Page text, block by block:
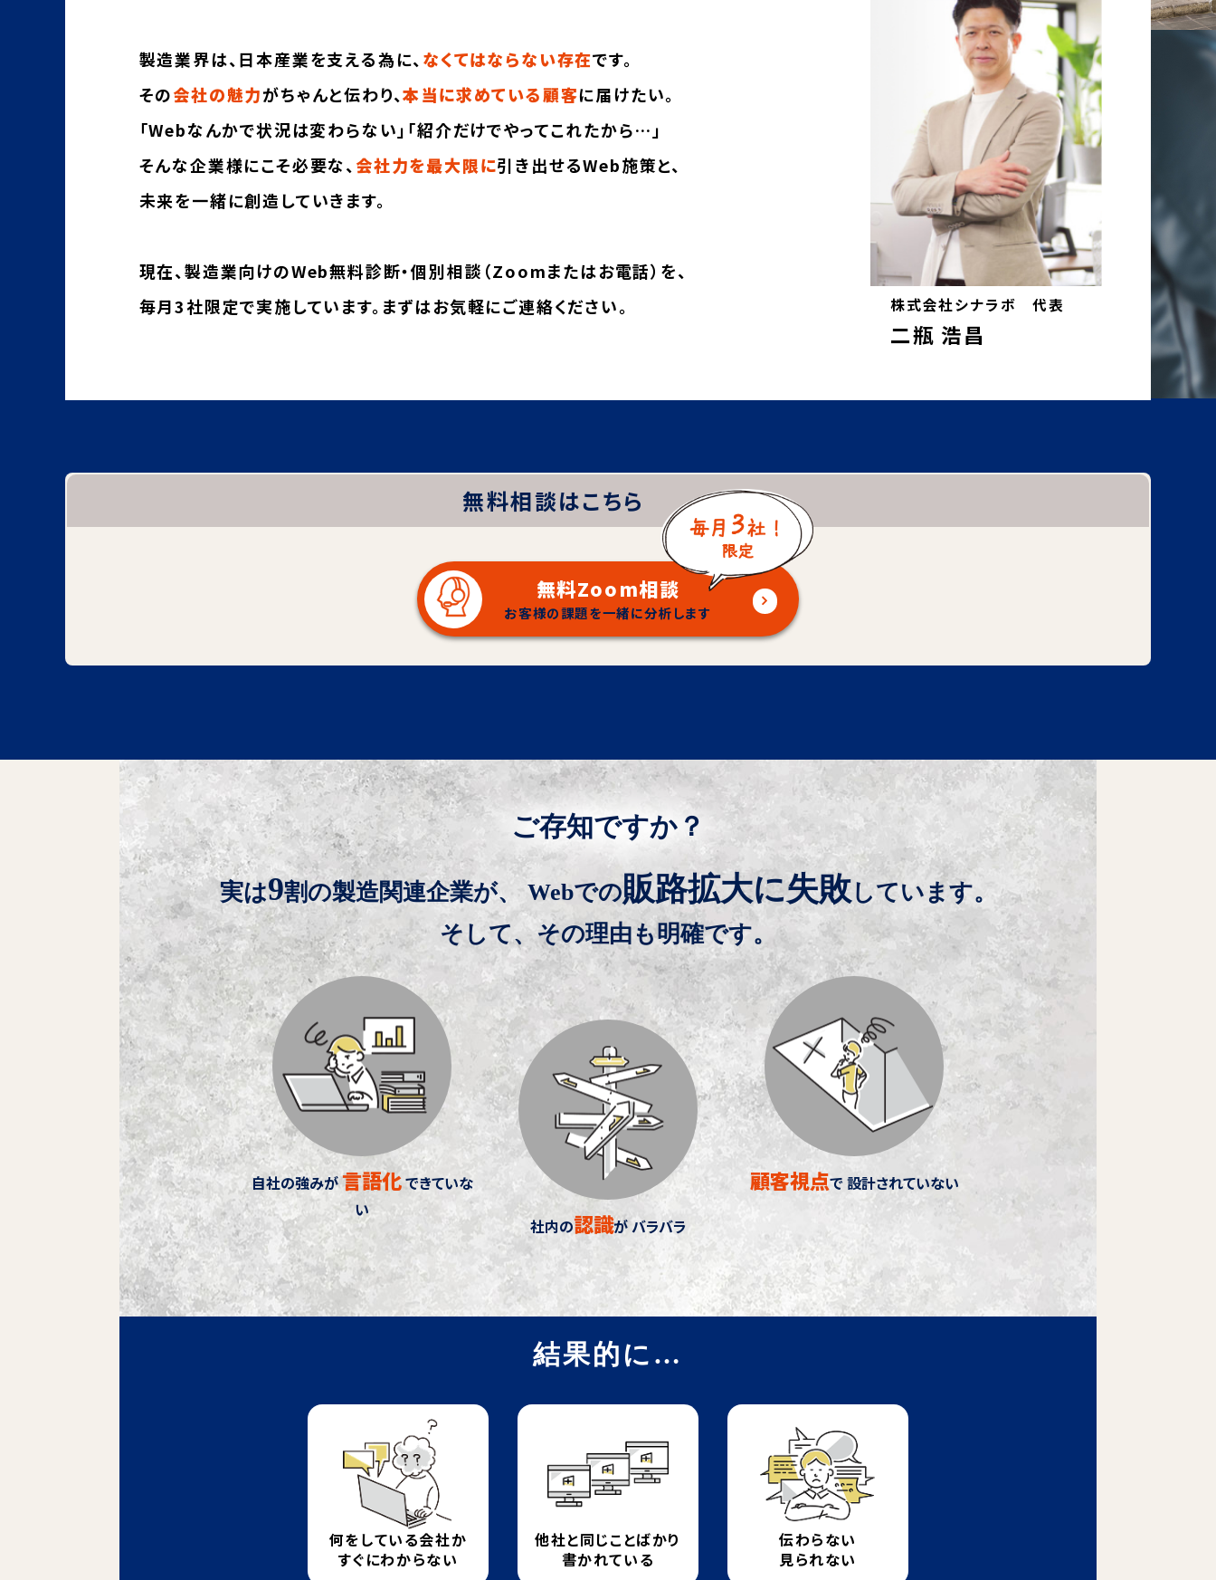
製造業界は、日本産業を支える為に、 なくてはならない存在です。
その会社の魅力がちゃんと伝わり、本当に求めている顧客に届けたい。
「Webなんかで状況は変わらない」「紹介だけでやってこれたから…」
そんな企業様にこそ必要な、 会社力を最大限に引き出せるWeb施策と、
未来を一緒に創造していきます。
現在、製造業向けのWeb無料診断・個別相談（Zoomまたはお電話）を、
毎月3社限定で実施しています。まずはお気軽にご連絡ください。
株式会社シナラボ 代表
二瓶 浩昌
無料相談はこちら
無料Zoom相談
お客様の課題を一緒に分析します
ご存知ですか？
実は9割の製造関連企業が、 Webでの販路拡大に失敗しています。
そして、その理由も明確です。
自社の強みが言語化できていな
い
社内の認識がバラバラ
顧客視点で 設計されていない
結果的に…
何をしている会社か
すぐにわからない
他社と同じことばかり
書かれている
伝わらない
見られない